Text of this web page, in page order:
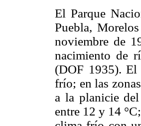
El Parque
Puebla,
noviembre de
nacimiento de
(DOF 1935). El
frío; en las
a la planicie
entre 12 y 14